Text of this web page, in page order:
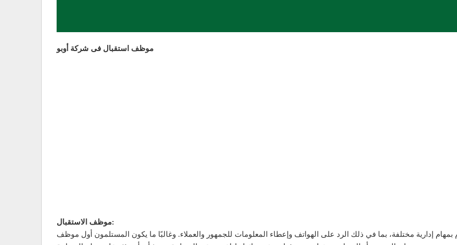
موظف استقبال فى شركة أوبو
موظف الاستقبال:
بمهام إدارية مختلفة، بما في ذلك الرد على الهواتف وإعطاء المعلومات للجمهور والعملاء. وغالبًا ما يكون المستلمون أول موظف